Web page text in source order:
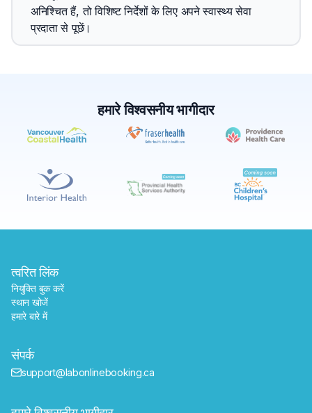
अनिश्चित हैं, तो विशिष्ट निर्देशों के लिए अपने स्वास्थ्य सेवा
प्रदाता से पूछें।
हमारे विश्वसनीय भागीदार
त्वरित लिंक
नियुक्ति बुक करें
स्थान खोजें
हमारे बारे में
संपर्क
support@labonlinebooking.ca
✕